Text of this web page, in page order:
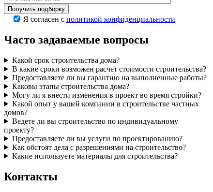
Я согласен с политикой конфиденциальности
Часто задаваемые вопросы
Какой срок строительства дома?
В какие сроки возможен расчет стоимости строительства?
Предоставляете ли вы гарантию на выполненные работы?
Каковы этапы строительства дома?
Могу ли я внести изменения в проект во время стройки?
Какой опыт у вашей компании в строительстве частных
домов?
Ведете ли вы строительство по индивидуальному
проекту?
Предоставляете ли вы услуги по проектированию?
Как обстоят дела с разрешениями на строительство?
Какие используете материалы для строительства?
Контакты